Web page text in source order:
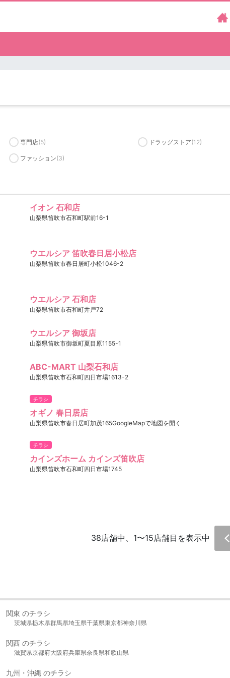
専門店(5) ドラッグストア(12)
ファッション(3)
イオン 石和店
山梨県笛吹市石和町駅前16-1
ウエルシア 笛吹春日居小松店
山梨県笛吹市春日居町小松1046-2
ウエルシア 石和店
山梨県笛吹市石和町井戸72
ウエルシア 御坂店
山梨県笛吹市御坂町夏目原1155-1
ABC-MART 山梨石和店
山梨県笛吹市石和町四日市場1613-2
チラシ
オギノ 春日居店
山梨県笛吹市春日居町加茂165GoogleMapで地図を開く
チラシ
カインズホーム カインズ笛吹店
山梨県笛吹市石和町四日市場1745
38店舗中、1〜15店舗目を表示中
関東 のチラシ
茨城県栃木県群馬県埼玉県千葉県東京都神奈川県
関西 のチラシ
滋賀県京都府大阪府兵庫県奈良県和歌山県
九州・沖縄 のチラシ